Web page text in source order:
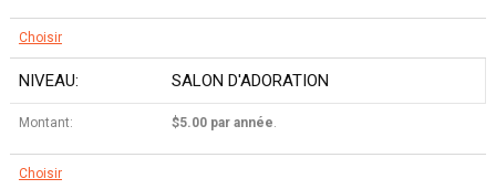
Choisir
SALON D'ADORATION
$5.00 par année.
Choisir